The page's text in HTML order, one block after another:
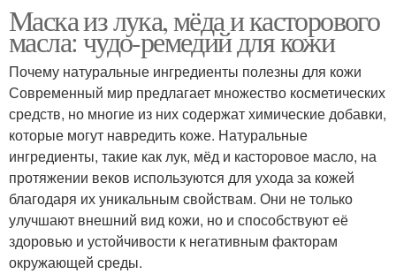
Маска из лука, мёда и касторового
масла: чудо-ремедий для кожи
Почему натуральные ингредиенты полезны для кожи
Современный мир предлагает множество косметических
средств, но многие из них содержат химические добавки,
которые могут навредить коже. Натуральные
ингредиенты, такие как лук, мёд и касторовое масло, на
протяжении веков используются для ухода за кожей
благодаря их уникальным свойствам. Они не только
улучшают внешний вид кожи, но и способствуют её
здоровью и устойчивости к негативным факторам
окружающей среды.